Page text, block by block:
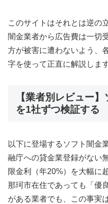
このサイトはそれとは逆の
闇金業者から広告費は一切
方が被害に遭わないよう、
字を使って正直に解説します
【業者別レビュー
を1社ずつ検証する
以下に登場するソフト闇金
融庁への貸金業登録がない
限金利（年20%）を大幅に
那珂市在住であっても「優
がある業者でも、この事実